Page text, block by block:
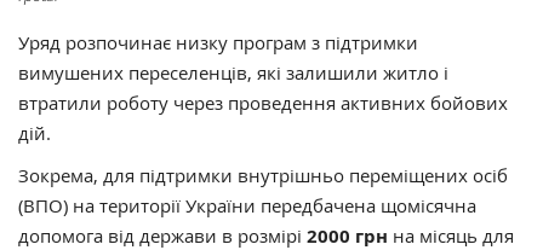
Уряд розпочинає низку програм з підтримки
вимушених переселенців, які залишили житло і
втратили роботу через проведення активних бойових
дій.
Зокрема, для підтримки внутрішньо переміщених осіб
(ВПО) на території України передбачена щомісячна
допомога від держави в розмірі 2000 грн на місяць для